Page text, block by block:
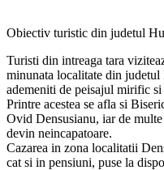
Obiectiv turistic din judetul
Turisti din intreaga tara
minunata localitate din judetul
ademeniti de peisajul mirific
Printre acestea se afla si
Ovid Densusianu, iar de
devin neincapatoare.
Cazarea in zona localitatii
cat si in pensiuni, puse la